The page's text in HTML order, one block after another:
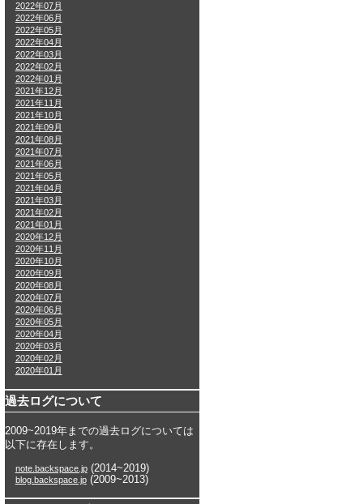
2022年07月
2022年06月
2022年05月
2022年04月
2022年03月
2022年02月
2022年01月
2021年12月
2021年11月
2021年10月
2021年09月
2021年08月
2021年07月
2021年06月
2021年05月
2021年04月
2021年03月
2021年02月
2021年01月
2020年12月
2020年11月
2020年10月
2020年09月
2020年08月
2020年07月
2020年06月
2020年05月
2020年04月
2020年03月
2020年02月
2020年01月
過去ログについて
2009~2019年までの過去ログについては
以下に存在します。
note.backspace.jp(2014~2019)
blog.backspace.jp(2009~2013)